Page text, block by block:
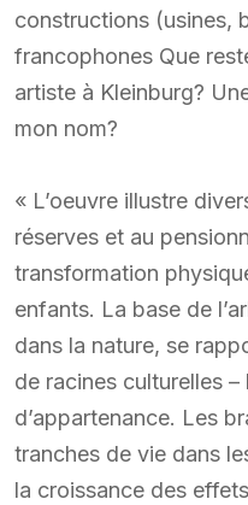
constructions (usines,
francophones Que
artiste à Kleinburg?
mon nom?
« L’oeuvre illustre
réserves et au
transformation
enfants. La base de
dans la nature, se
de racines culturelles –
d’appartenance. Les
tranches de vie dans
la croissance des